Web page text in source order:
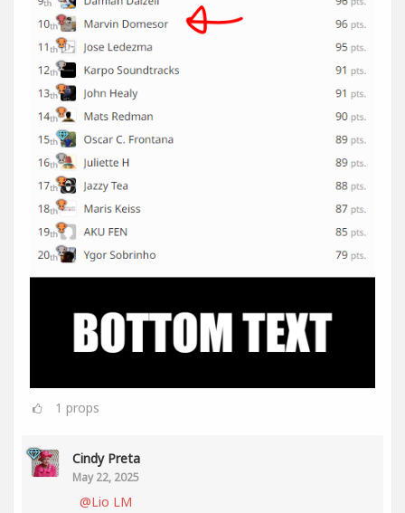
1 props
Cindy Preta
May 22, 2025
@Lio LM